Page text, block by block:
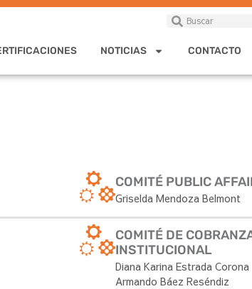
NOTICIAS CONTACTO
COMITÉ PUBLIC
Griselda Mendoza Belmont
COMITÉ DE
INSTITUCIONAL
Diana Karina Estrada Corona
Armando Báez Reséndiz